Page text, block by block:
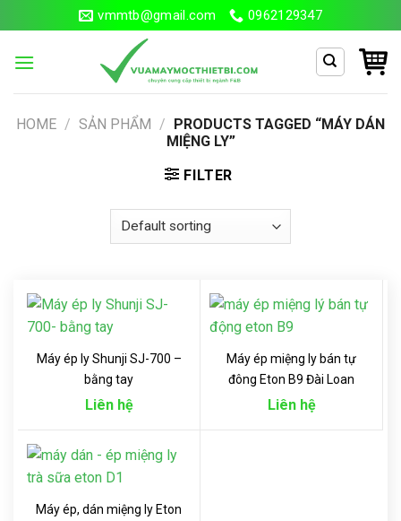
to
content
vmmtb@gmail.com 0962129347
for:
HOME / SẢN PHẨM / PRODUCTS TAGGED “MÁY DÁN
MIỆNG LY”
FILTER
Máy ép ly Shunji SJ-700 –
bằng tay
Liên hệ
Máy ép miệng ly bán tự
đông Eton B9 Đài Loan
Liên hệ
Máy ép, dán miệng ly Eton